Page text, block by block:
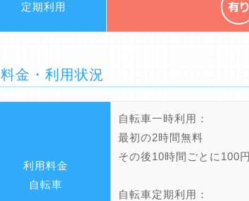
定期利用
料金・利用状況
利用料金
自転車
自転車一時利用：
最初の2時間無料
その後10時間ごとに100円
自転車定期利用：